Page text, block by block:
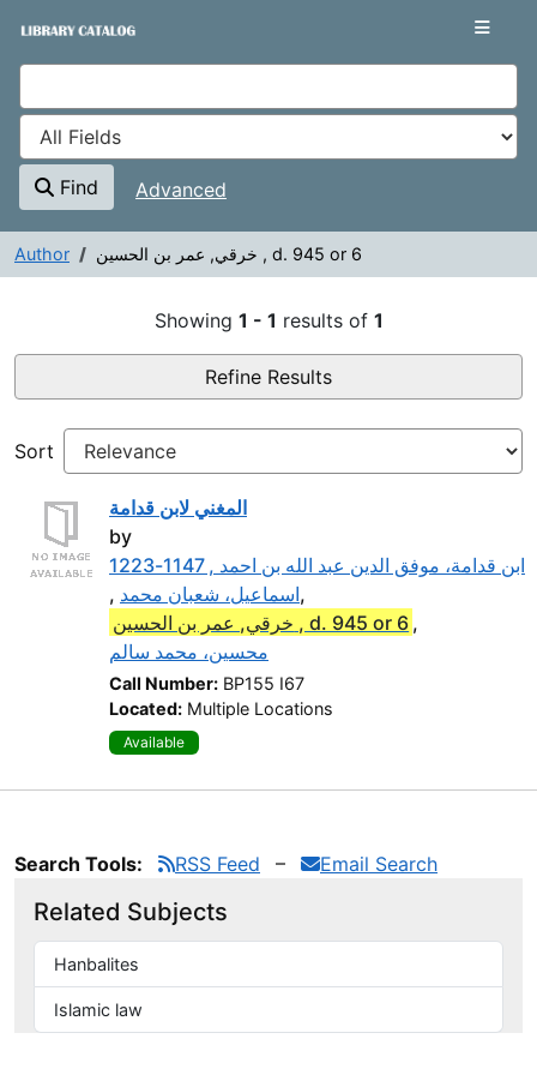
VuFind
Find Advanced
Author خرقي, عمر بن الحسين , d. 945 or 6
Showing 1 - 1 results of 1
Refine Results
Sort
المغني لابن قدامة
by
ابن قدامة، موفق الدين عبد الله بن احمد , 1147-1223
, اسماعيل، شعبان محمد,
خرقي, عمر بن الحسين , d. 945 or 6 ,
محسين، محمد سالم
Call Number: BP155 I67
Located: Multiple Locations
Available
Search Tools: RSS Feed Email Search
Related Subjects
Hanbalites
Islamic law